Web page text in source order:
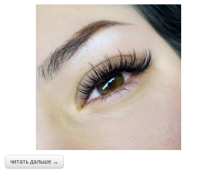
читать дальше →